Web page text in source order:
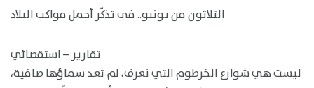
الثلاثون من يونيو.. في تذكّر أجمل مواكب البلاد
تقارير – استقصائي
ليست هي شوارع الخرطوم التي نعرف، لم تعد سماؤها صافية،